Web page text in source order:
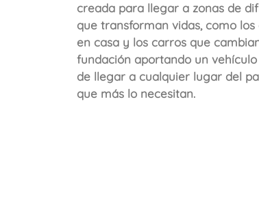
creada para llegar a zonas de
que transforman vidas, como
en casa y los carros que
fundación aportando un
de llegar a cualquier lugar del
que más lo necesitan.